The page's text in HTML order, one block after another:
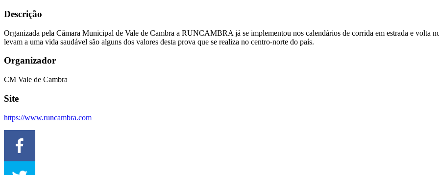
Descrição
Organizada pela Câmara Municipal de Vale de Cambra a RUNCAMBRA já se implementou nos calendários de corrida em estrada e volta
levam a uma vida saudável são alguns dos valores desta prova que se realiza no centro-norte do país.
Organizador
CM Vale de Cambra
Site
https://www.runcambra.com